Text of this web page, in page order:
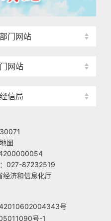
门网站
网站
信局
图
027-87232519
经济和信息化厅
号
号-1